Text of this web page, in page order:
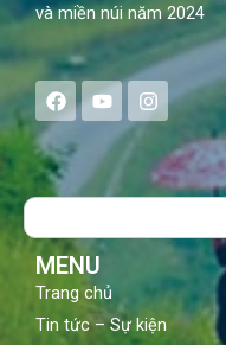
và miền núi năm 2024
F
a
e
b
o
Y
o
t
u
b
I
n
s
a
g
Search
MENU
Trang chủ
Tin tức – Sự kiện